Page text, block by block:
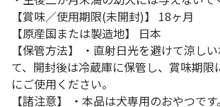
【賞味／使用期限(未開封)】 18ヶ月
【原産国または製造地】 日本
【保管方法】 ・直射日光を避けて涼し
て、開封後は冷蔵庫に保管し、賞味期限
にご使用ください。
【諸注意】 ・本品は犬専用のおやつで